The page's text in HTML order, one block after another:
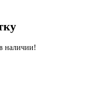
наличии!